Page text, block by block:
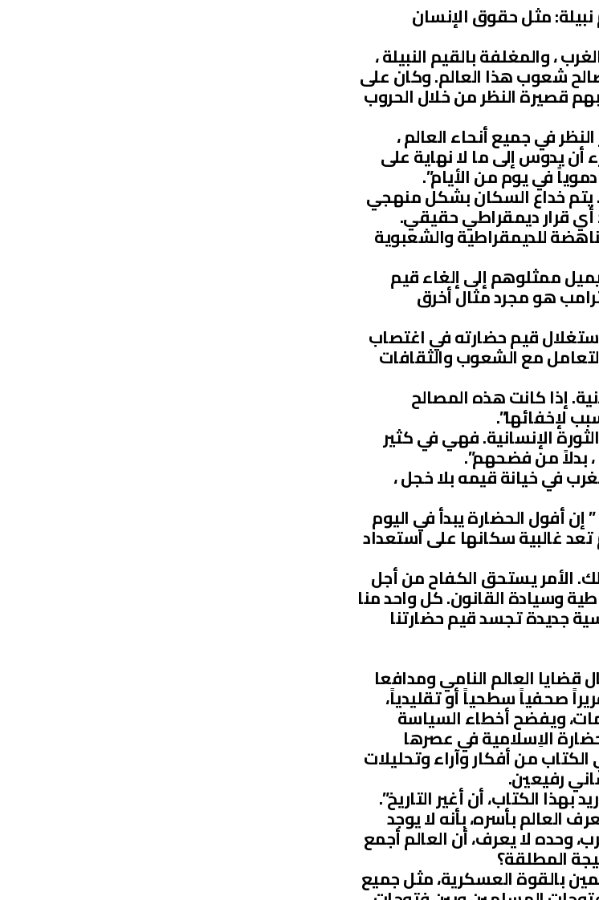
مثل حقوق الإنسان
، والمغلفة بالقيم النبيلة ،
شعوب هذا العالم. وكان على
قصيرة النظر من خلال الحروب
في جميع أنحاء العالم ،
يدوس إلى ما لا نهاية على
في يوم من الأيام”.
يتم خداع السكان بشكل منهجي
أي قرار ديمقراطي حقيقي.
للديمقراطية والشعبوية
ممثلوهم إلى إلغاء قيم
هو مجرد مثال أخرق
استغلال قيم حضارته في اغتصاب
مع الشعوب والثقافات
إذا كانت هذه المصالح
لإخفائها”.
الإنسانية. فهي في كثير
، بدلاً من فضحهم”.
في خيانة قيمه بلا خجل ،
أفول الحضارة يبدأ في اليوم
غالبية سكانها على استعداد
الأمر يستحق الكفاح من أجل
وسيادة القانون. كل واحد منا
جديدة تجسد قيم حضارتنا
العالم النامي ومدافعا
صحفياً سطحياً أو تقليدياً،
ويفضح أخطاء السياسة
الاِسلامية في عصرها
من أفكار وآراء وتحليلات
رفيعين.
بهذا الكتاب، أن أغير التاريخ”.
العالم بأسره، بأنه لا يوجد
وحده لا يعرف، أن العالم أجمع
المطلقة؟
بالقوة العسكرية، مثل جميع